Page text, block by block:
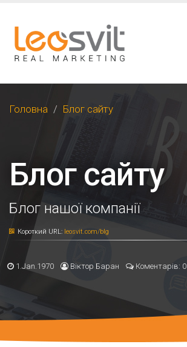
Головна Блог сайту
Блог сайту
Блог нашої компанії
Короткий URL: leosvit.com/blg
1.Jan.1970 Віктор Баран Коментарів: 0